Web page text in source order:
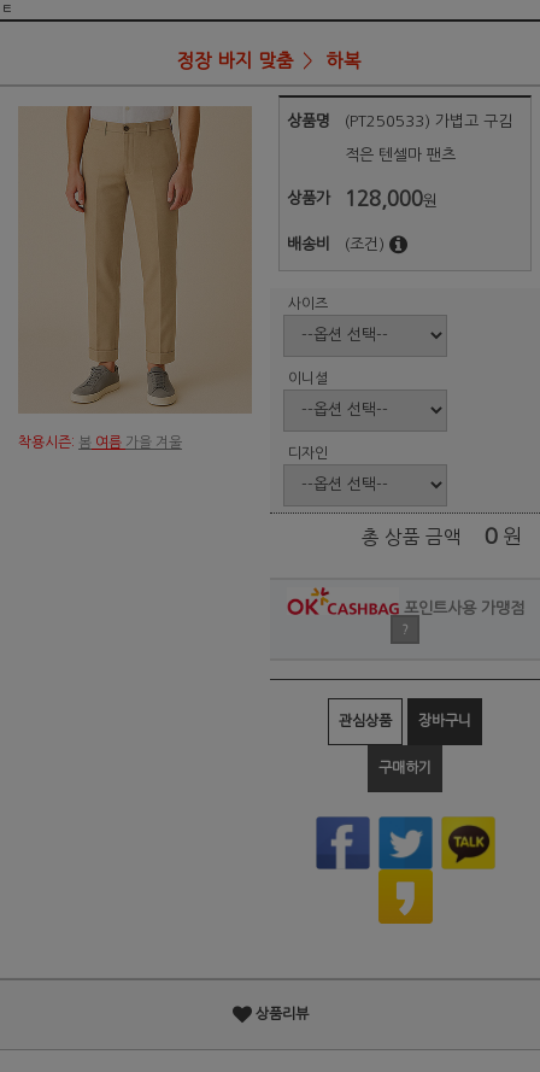
ㅌ
정장 바지 맞춤 하복
착용시즌: 봄 여름 가을 겨울
상품명 (PT250533) 가볍고 구김
적은 텐셀마 팬츠
상품가 128,000원
배송비 (조건)
사이즈
이니셜
디자인
총 상품 금액 0 원
포인트사용 가맹점
?
관심상품 장바구니
구매하기
상품리뷰